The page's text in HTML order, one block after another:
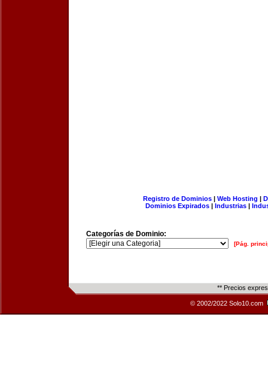
Registro de Dominios| Web Hosting |
Dominios Expirados | Industrias |
Categorías de Dominio:
[Pág.
** Precios
© 2002/2022 Solo10.com